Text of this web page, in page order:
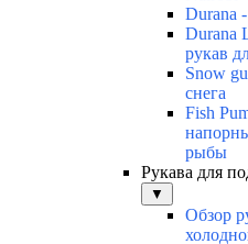
Durana
Durana
рукав
Snow
снега
Fish
рыбы
Рукава для
▼
Обзор